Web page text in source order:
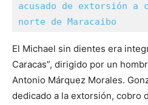
acusado de extorsión a
norte de Maracaibo
El Michael sin dientes era
Caracas”, dirigido por un
Antonio Márquez Morales.
dedicado a la extorsión, cobro